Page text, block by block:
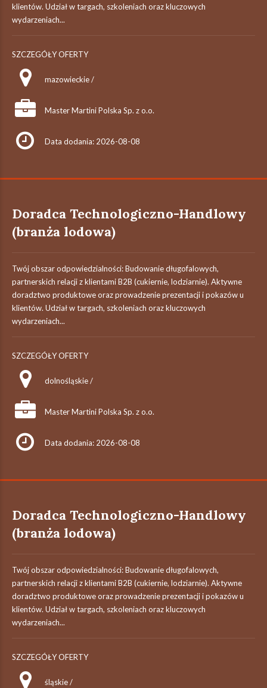
klientów. Udział w targach, szkoleniach oraz kluczowych
wydarzeniach...
SZCZEGÓŁY OFERTY
mazowieckie /
Master Martini Polska Sp. z o.o.
Data dodania: 2026-08-08
Doradca Technologiczno-Handlowy
(branża lodowa)
Twój obszar odpowiedzialności: Budowanie długofalowych,
partnerskich relacji z klientami B2B (cukiernie, lodziarnie). Aktywne
doradztwo produktowe oraz prowadzenie prezentacji i pokazów u
klientów. Udział w targach, szkoleniach oraz kluczowych
wydarzeniach...
SZCZEGÓŁY OFERTY
dolnośląskie /
Master Martini Polska Sp. z o.o.
Data dodania: 2026-08-08
Doradca Technologiczno-Handlowy
(branża lodowa)
Twój obszar odpowiedzialności: Budowanie długofalowych,
partnerskich relacji z klientami B2B (cukiernie, lodziarnie). Aktywne
doradztwo produktowe oraz prowadzenie prezentacji i pokazów u
klientów. Udział w targach, szkoleniach oraz kluczowych
wydarzeniach...
SZCZEGÓŁY OFERTY
śląskie /